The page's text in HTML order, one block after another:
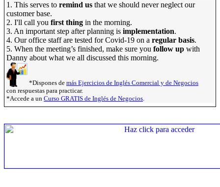
1. This serves to remind us that we should never neglect our
customer base.
2. I'll call you first thing in the morning.
3. An important step after planning is implementation.
4. Our office staff are tested for Covid-19 on a regular basis.
5. When the meeting’s finished, make sure you follow up with
Danny about what we all discussed this morning.
*Dispones de más Ejercicios de Inglés Comercial y de Negocios
con respuestas para practicar.
*Accede a un Curso GRATIS de Inglés de Negocios.